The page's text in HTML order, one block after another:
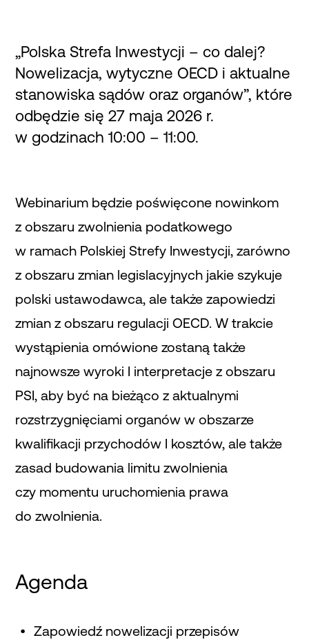
„Polska Strefa Inwestycji – co dalej?
Nowelizacja, wytyczne OECD i aktualne
stanowiska sądów oraz organów”, które
odbędzie się 27 maja 2026 r.
w godzinach 10:00 – 11:00.
Webinarium będzie poświęcone nowinkom
z obszaru zwolnienia podatkowego
w ramach Polskiej Strefy Inwestycji, zarówno
z obszaru zmian legislacyjnych jakie szykuje
polski ustawodawca, ale także zapowiedzi
zmian z obszaru regulacji OECD. W trakcie
wystąpienia omówione zostaną także
najnowsze wyroki I interpretacje z obszaru
PSI, aby być na bieżąco z aktualnymi
rozstrzygnięciami organów w obszarze
kwalifikacji przychodów I kosztów, ale także
zasad budowania limitu zwolnienia
czy momentu uruchomienia prawa
do zwolnienia.
Agenda
Zapowiedź nowelizacji przepisów